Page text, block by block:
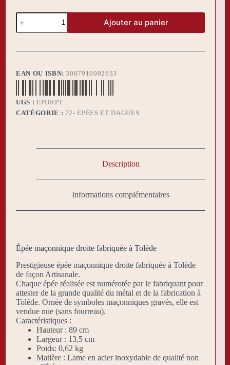
quantité
de
Épée
droite
Tolède
Ajouter au panier
EAN OU ISBN:3007910002633
UGS : EPDRPT
CATÉGORIE : 72- EPÉES ET DAGUES
Description
Informations complémentaires
Épée maçonnique droite fabriquée à Tolède
Prestigieuse épée maçonnique droite fabriquée à Tolède
de façon Artisanale.
Chaque épée réalisée est numérotée par le fabriquant pour
attester de la grande qualité du métal et de la fabrication à
Tolède. Ornée de symboles maçonniques gravés, elle est
vendue nue (sans fourreau).
Caractéristiques :
Hauteur : 89 cm
Largeur : 13,5 cm
Poids: 0,62 kg
Matière : Lame en acier inoxydable de qualité non